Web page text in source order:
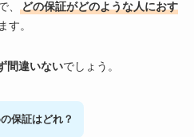
、
どの保証がどのような人におす
す。
間違いないでしょう。
保証はどれ？